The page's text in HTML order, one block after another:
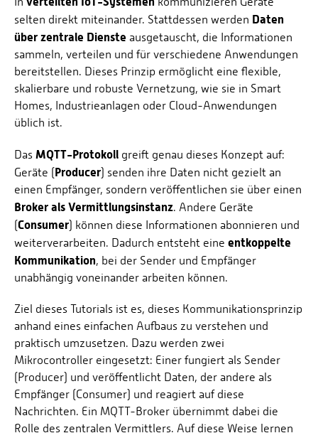
Energieeffizienzrecht und Klimaschutzrecht (IREK)
Nationalparkforschung
P2Broker
Perival
Robotix-Academy
S.U.N.-Projekt
Örtlicher Personalrat
Personensuche
selten direkt miteinander. Stattdessen werden Daten
über zentrale Dienste ausgetauscht, die Informationen
sammeln, verteilen und für verschiedene Anwendungen
bereitstellen. Dieses Prinzip ermöglicht eine flexible,
skalierbare und robuste Vernetzung, wie sie in Smart
Homes, Industrieanlagen oder Cloud-Anwendungen
üblich ist.
Das MQTT-Protokoll greift genau dieses Konzept auf:
Geräte (Producer) senden ihre Daten nicht gezielt an
einen Empfänger, sondern veröffentlichen sie über einen
Broker als Vermittlungsinstanz. Andere Geräte
(Consumer) können diese Informationen abonnieren und
weiterverarbeiten. Dadurch entsteht eine entkoppelte
Kommunikation, bei der Sender und Empfänger
unabhängig voneinander arbeiten können.
Ziel dieses Tutorials ist es, dieses Kommunikationsprinzip
anhand eines einfachen Aufbaus zu verstehen und
praktisch umzusetzen. Dazu werden zwei
Mikrocontroller eingesetzt: Einer fungiert als Sender
(Producer) und veröffentlicht Daten, der andere als
Empfänger (Consumer) und reagiert auf diese
Nachrichten. Ein MQTT-Broker übernimmt dabei die
Rolle des zentralen Vermittlers. Auf diese Weise lernen